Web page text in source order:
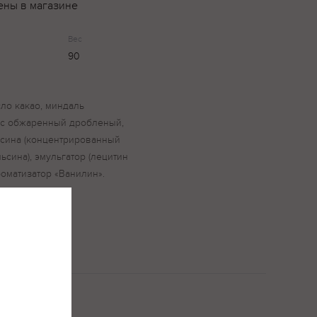
в магазине
Вес
90
какао, миндаль
обжаренный дробленый,
(концентрированный
эмульгатор (лецитин
«Ванилин».